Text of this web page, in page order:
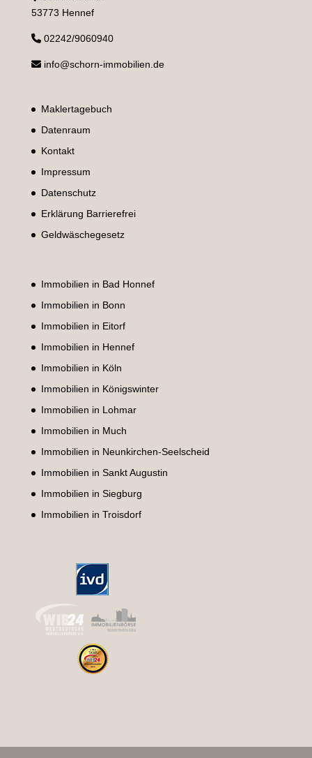
53773 Hennef
02242/9060940
info@schorn-immobilien.de
Maklertagebuch
Datenraum
Kontakt
Impressum
Datenschutz
Erklärung Barrierefrei
Geldwäschegesetz
Immobilien in Bad Honnef
Immobilien in Bonn
Immobilien in Eitorf
Immobilien in Hennef
Immobilien in Köln
Immobilien in Königswinter
Immobilien in Lohmar
Immobilien in Much
Immobilien in Neunkirchen-Seelscheid
Immobilien in Sankt Augustin
Immobilien in Siegburg
Immobilien in Troisdorf